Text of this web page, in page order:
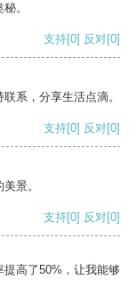
。
支持[0] 反对[0]
系，分享生活点滴。
支持[0] 反对[0]
景。
支持[0] 反对[0]
高了50%，让我能够